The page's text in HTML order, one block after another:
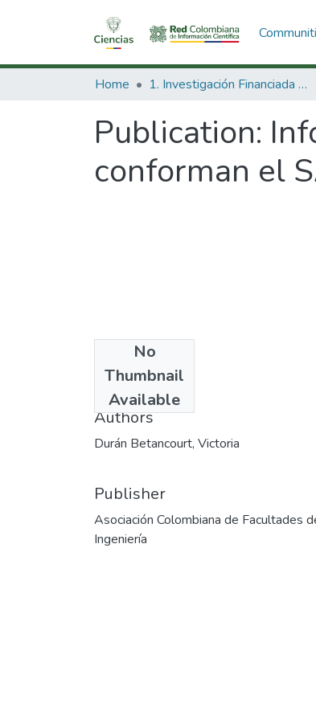
Home 1. Investigación Financiada con Recursos Públicos
Publication:
conforman el
No
Thumbnail
Available
1997-02
Authors
Durán Betancourt, Victoria
Publisher
Asociación Colombiana de Facultades
Ingeniería